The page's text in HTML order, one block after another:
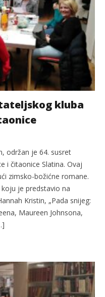
kluba
održan je 64. susret
i čitaonice Slatina. Ovaj
zimsko-božićne romane.
je predstavio na
Kristin, „Pada snijeg:
Maureen Johnsona,